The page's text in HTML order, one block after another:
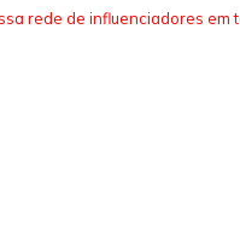
rede de influenciadores em